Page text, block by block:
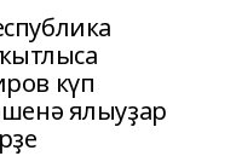
күп
ялыуҙар